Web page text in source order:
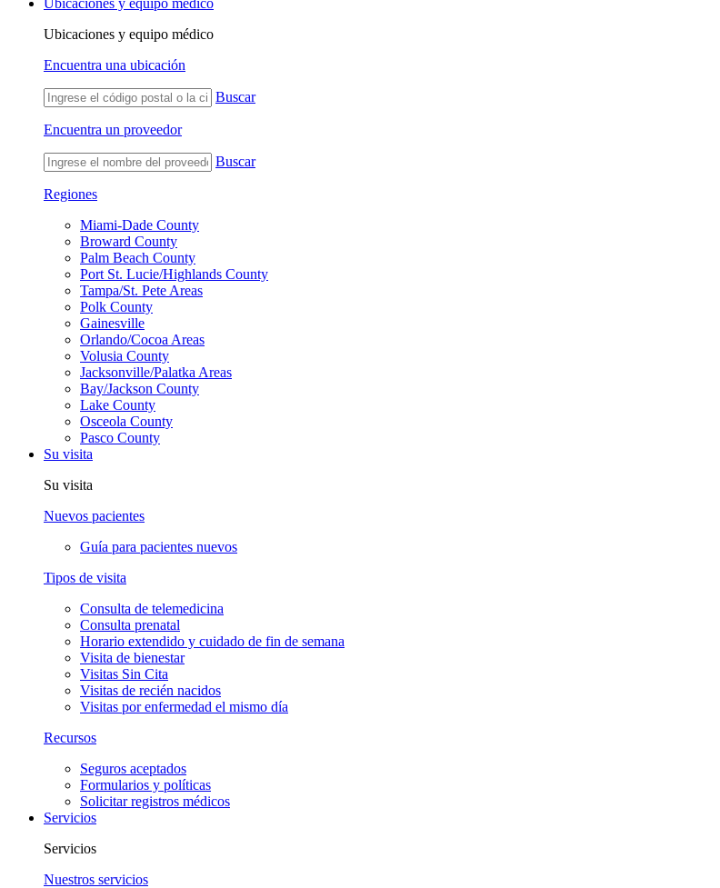
Ubicaciones y equipo médico
Ubicaciones y equipo médico
Encuentra una ubicación
Buscar
Encuentra un proveedor
Buscar
Regiones
Miami-Dade County
Broward County
Palm Beach County
Port St. Lucie/Highlands County
Tampa/St. Pete Areas
Polk County
Gainesville
Orlando/Cocoa Areas
Volusia County
Jacksonville/Palatka Areas
Bay/Jackson County
Lake County
Osceola County
Pasco County
Su visita
Su visita
Nuevos pacientes
Guía para pacientes nuevos
Tipos de visita
Consulta de telemedicina
Consulta prenatal
Horario extendido y cuidado de fin de semana
Visita de bienestar
Visitas Sin Cita
Visitas de recién nacidos
Visitas por enfermedad el mismo día
Recursos
Seguros aceptados
Formularios y políticas
Solicitar registros médicos
Servicios
Servicios
Nuestros servicios